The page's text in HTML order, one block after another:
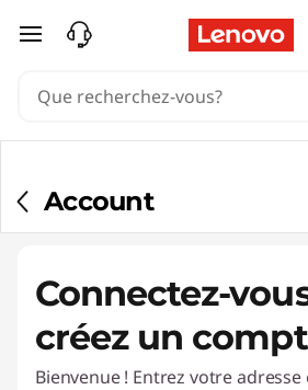
passer au contenu principal
Account
Connectez-
créez un
Bienvenue ! Entrez votre